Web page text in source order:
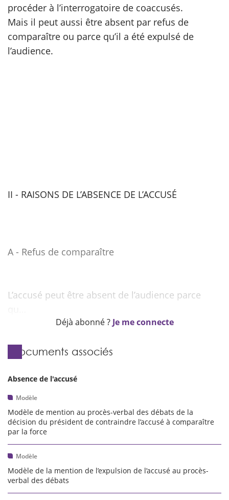
procéder à l’interrogatoire de coaccusés.
Mais il peut aussi être absent par refus de
comparaître ou parce qu’il a été expulsé de
l’audience.
II - RAISONS DE L’ABSENCE DE L’ACCUSÉ
A - Refus de comparaître
L’accusé peut être absent de l’audience parce
Déjà abonné ? Je me connecte
Documents associés
Absence de l'accusé
Modèle
Modèle de mention au procès-verbal des débats de la
décision du président de contraindre l’accusé à comparaître
par la force
Modèle
Modèle de la mention de l’expulsion de l’accusé au procès-
verbal des débats